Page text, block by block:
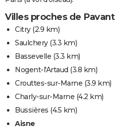
Villes proches de Pavant
Citry(2.9 km)
Saulchery(3.3 km)
Bassevelle (3.3 km)
Nogent-l'Artaud (3.8 km)
Crouttes-sur-Marne (3.9 km)
Charly-sur-Marne (4.2 km)
Bussières (4.5 km)
Aisne